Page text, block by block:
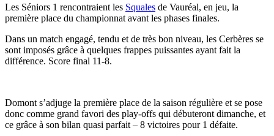
Les Séniors 1 rencontraient les Squales de Vauréal, en jeu, la
première place du championnat avant les phases finales.
Dans un match engagé, tendu et de très bon niveau, les Cerbères se
sont imposés grâce à quelques frappes puissantes ayant fait la
différence. Score final 11-8.
Domont s’adjuge la première place de la saison régulière et se pose
donc comme grand favori des play-offs qui débuteront dimanche, et
ce grâce à son bilan quasi parfait – 8 victoires pour 1 défaite.